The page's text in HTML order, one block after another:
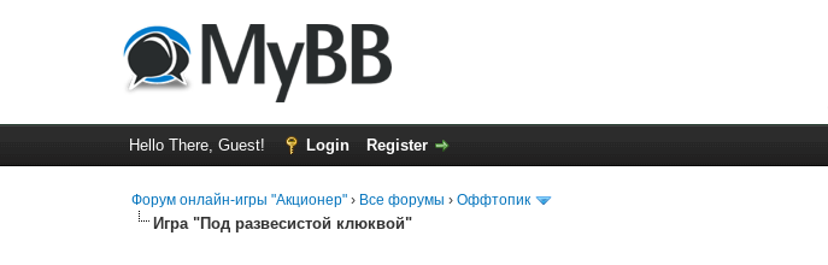
Hello There, Guest! Login Register
Форум онлайн-игры "Акционер" › Все форумы ›Оффтопик
Игра "Под развесистой клюквой"